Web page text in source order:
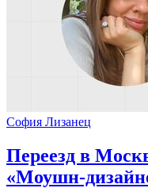
София Лизанец
Переезд в
«Моушн-